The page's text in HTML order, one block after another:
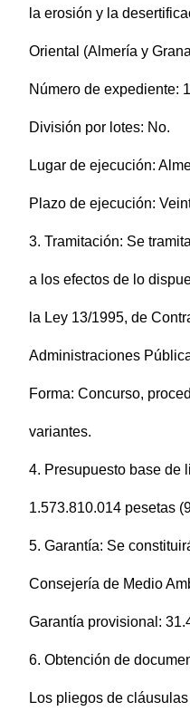
la erosión y la
Oriental (Almería y
Número de expediente:
División por lotes: No.
Lugar de ejecución:
Plazo de ejecución:
3. Tramitación: Se
a los efectos de lo
la Ley 13/1995, de
Administraciones
Forma: Concurso,
variantes.
4. Presupuesto base de
1.573.810.014 pesetas
5. Garantía: Se
Consejería de Medio
Garantía provisional:
6. Obtención de
Los pliegos de